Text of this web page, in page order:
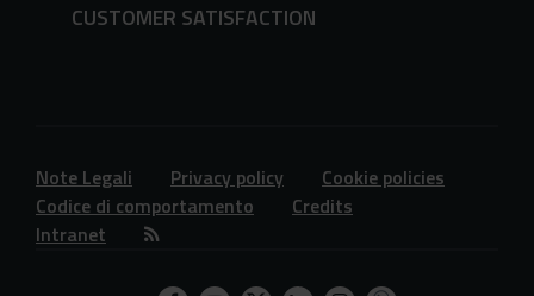
CUSTOMER SATISFACTION
Note Legali Privacy policy
Cookie policies
Codice di comportamento
Credits
Intranet